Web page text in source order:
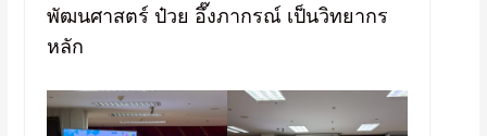
พัฒนศาสตร์ ป๋วย อึ๊งภากรณ์ เป็นวิทยากร
หลัก